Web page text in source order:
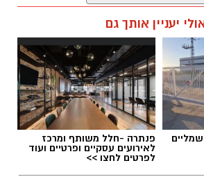
חומרים מסוכנים
מרכז
יעניין אותך גם
פנתרה -חלל משותף ומרכז
לאירועים עסקיים ופרטיים ועוד
לפרטים לחצו >>